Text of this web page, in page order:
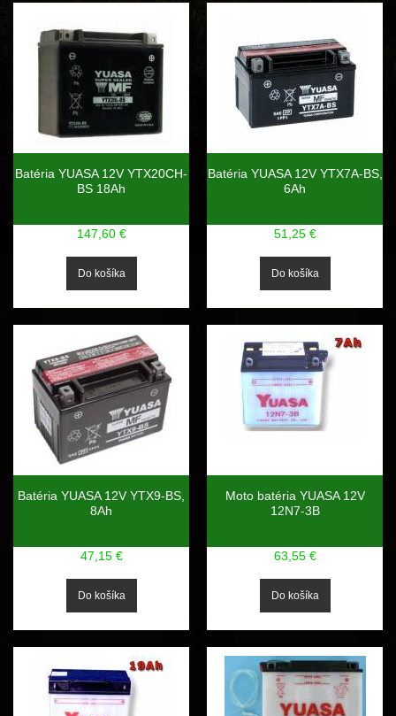
Batéria YUASA 12V YTX20CH-
BS 18Ah
147,60 €
Batéria YUASA 12V YTX7A-BS,
6Ah
51,25 €
Batéria YUASA 12V YTX9-BS,
8Ah
47,15 €
Moto batéria YUASA 12V
12N7-3B
63,55 €